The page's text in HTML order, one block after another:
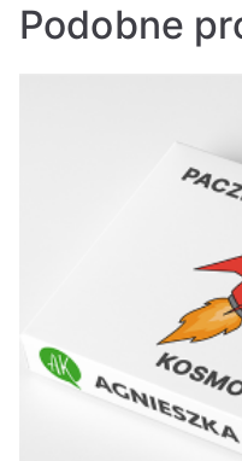
Podobne